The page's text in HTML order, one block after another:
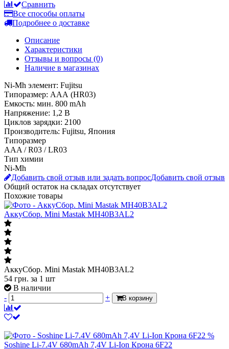
Сравнить
Все способы оплаты
Подробнее о доставке
Описание
Характеристики
Отзывы и вопросы (0)
Наличие в магазинах
Ni-Mh элемент: Fujitsu
Типоразмер: ААА (HR03)
Емкость: мин. 800 mAh
Напряжение: 1,2 В
Циклов зарядки: 2100
Производитель: Fujitsu, Япония
Типоразмер
AAA / R03 / LR03
Тип химии
Ni-Mh
Добавить свой отзыв или задать вопросДобавить свой отзыв
Общий остаток на складах отсутствует
Похожие товары
АккуСбор. Mini Mastak MH40B3AL2
АккуСбор. Mini Mastak MH40B3AL2
54 грн. за 1 шт
В наличии
-
+ В корзину
%
Soshine Li-7.4V 680mAh 7,4V Li-Ion Крона 6F22